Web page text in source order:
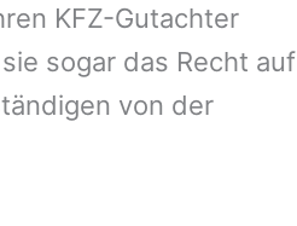
KFZ-Gutachter
sogar das Recht auf
von der